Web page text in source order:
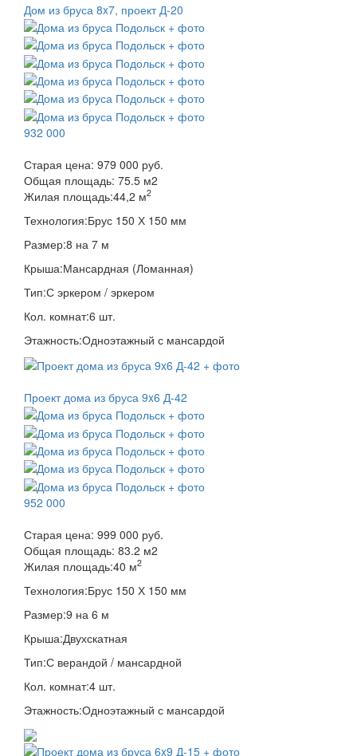
Дом из бруса 8x7, проект Д-20
932 000
Старая цена: 979 000 руб.
Общая площадь: 75.5 м2
Жилая площадь:44,2 м2
Технология:Брус 150 Х 150 мм
Размер:8 на 7 м
Крыша:Мансардная (Ломанная)
Тип:С эркером / эркером
Кол. комнат:6 шт.
Этажность:Одноэтажный с мансардой
Проект дома из бруса 9x6 Д-42
952 000
Старая цена: 999 000 руб.
Общая площадь: 83.2 м2
Жилая площадь:40 м2
Технология:Брус 150 Х 150 мм
Размер:9 на 6 м
Крыша:Двухскатная
Тип:С верандой / мансардной
Кол. комнат:4 шт.
Этажность:Одноэтажный с мансардой